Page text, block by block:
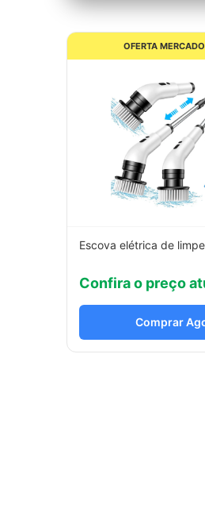
OFERTA
Escova elétrica de
Confira o preço
Comprar